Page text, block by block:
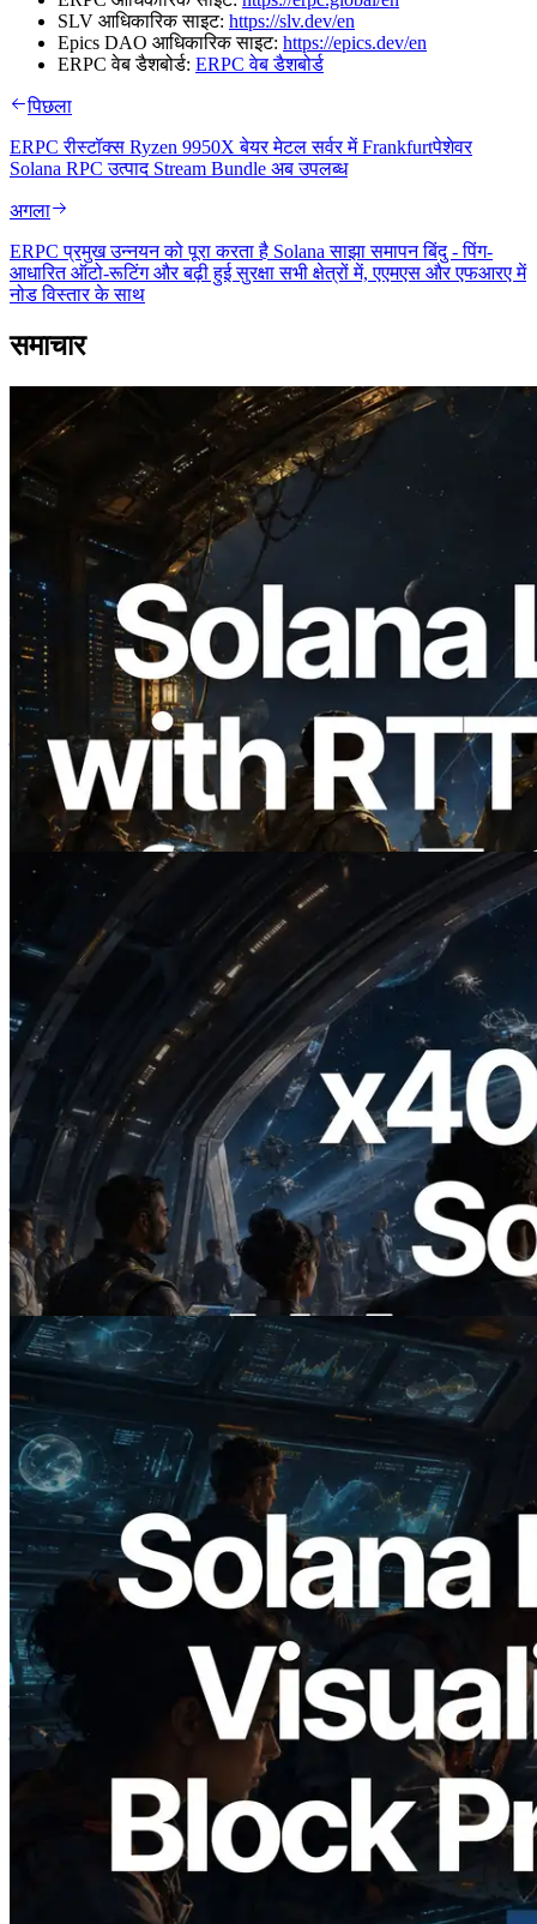
SLV आधिकारिक साइट: https://slv.dev/en
Epics DAO आधिकारिक साइट: https://epics.dev/en
ERPC वेब डैशबोर्ड: ERPC वेब डैशबोर्ड
पिछला
ERPC रीस्टॉक्स Ryzen 9950X बेयर मेटल सर्वर में Frankfurtपेशेवर
Solana RPC उत्पाद Stream Bundle अब उपलब्ध
अगला
ERPC प्रमुख उन्नयन को पूरा करता है Solana साझा समापन बिंदु - पिंग-
आधारित ऑटो-रूटिंग और बढ़ी हुई सुरक्षा सभी क्षेत्रों में, एएमएस और एफआरए में
नोड विस्तार के साथ
समाचार
2026.08.05
ERPC का Solana Leader Slot API अब 7
वैश्विक क्षेत्रों से ping मापता है — Validators
Information API भी लॉन्च
यह लेख पढ़ें
2026.07.04
ERPC ने x402 समर्थित Solana RPC लॉन्च
किया — AI एजेंट अब जरूरत के API के लिए ऑन-
डिमांड भुगतान कर सकते हैं
यह लेख पढ़ें
2026.05.24
Validators Solutions ने Solana Block
Analyzer लॉन्च किया — प्रति-slot ब्लॉक
उत्पादन समय और नियुक्त वैलिडेटर का
विज़ुअलाइज़ेशन